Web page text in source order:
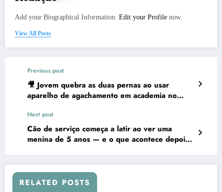
Add your Biographical Information. Edit your Profile now.
View All Posts
Previous post
🎥 Jovem quebra as duas pernas ao usar
aparelho de agachamento em academia no
Next post
Cão de serviço começa a latir ao ver uma
menina de 5 anos — e o que acontece depois
RELATED POSTS